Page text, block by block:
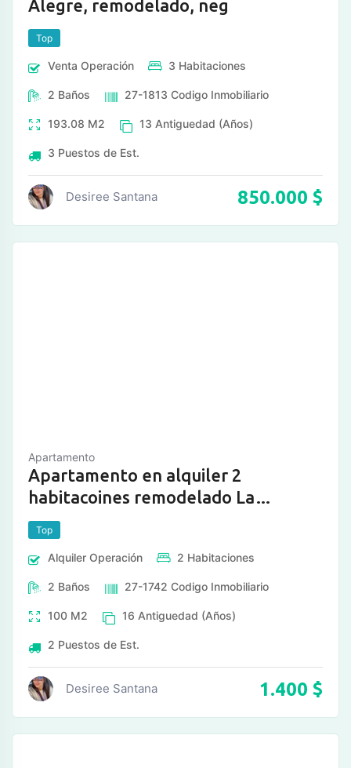
Alegre, remodelado, neg
Top
Venta Operación 3 Habitaciones
2 Baños 27-1813 Codigo Inmobiliario
193.08 M2 13 Antiguedad (Años)
3 Puestos de Est.
Desiree Santana 850.000 $
Apartamento
Apartamento en alquiler 2
habitacoines remodelado La
Lagunita, equipado listo para
habitar
Top
Alquiler Operación 2 Habitaciones
2 Baños 27-1742 Codigo Inmobiliario
100 M2 16 Antiguedad (Años)
2 Puestos de Est.
Desiree Santana 1.400 $